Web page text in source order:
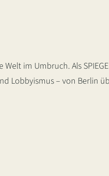
im Umbruch. Als
Lobbyismus – von Berlin